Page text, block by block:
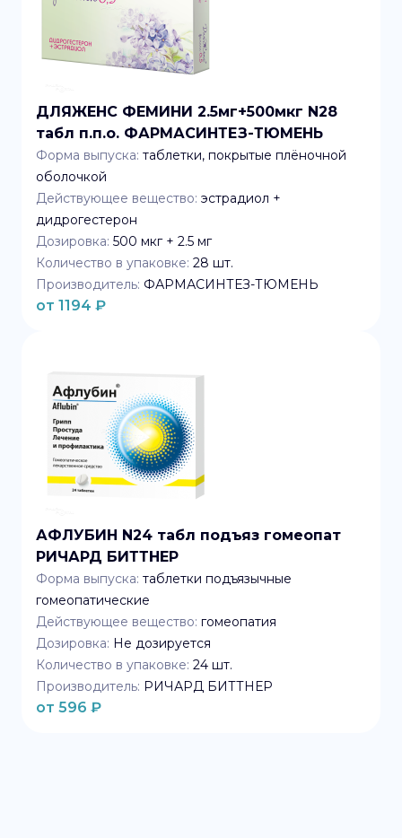
ДЛЯЖЕНС ФЕМИНИ 2.5мг+500мкг N28
табл п.п.о. ФАРМАСИНТЕЗ-ТЮМЕНЬ
Форма выпуска: таблетки, покрытые плёночной
оболочкой
Действующее вещество: эстрадиол +
дидрогестерон
Дозировка: 500 мкг + 2.5 мг
Количество в упаковке: 28 шт.
Производитель: ФАРМАСИНТЕЗ-ТЮМЕНЬ
от 1194 ₽
АФЛУБИН N24 табл подъяз гомеопат
РИЧАРД БИТТНЕР
Форма выпуска: таблетки подъязычные
гомеопатические
Действующее вещество: гомеопатия
Дозировка: Не дозируется
Количество в упаковке: 24 шт.
Производитель: РИЧАРД БИТТНЕР
от 596 ₽